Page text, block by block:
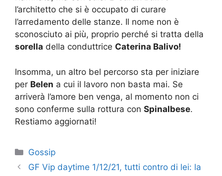
l’architetto che si è occupato di curare
l’arredamento delle stanze. Il nome non è
sconosciuto ai più, proprio perché si tratta della
sorella della conduttrice Caterina Balivo!
Insomma, un altro bel percorso sta per iniziare
per Belen a cui il lavoro non basta mai. Se
arriverà l’amore ben venga, al momento non ci
sono conferme sulla rottura con Spinalbese.
Restiamo aggiornati!
Categorie
Gossip
GF Vip daytime 1/12/21, tutti contro di lei: la